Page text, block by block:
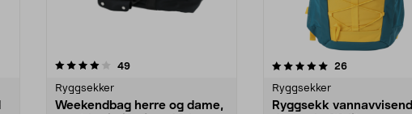
49anmeldelser
Ryggsekker
Weekendbag herre og dame,
5.0 av 5 stjerner 26anmeldelser
Ryggsekker
Ryggsekk
4.5 av 5 stjerner